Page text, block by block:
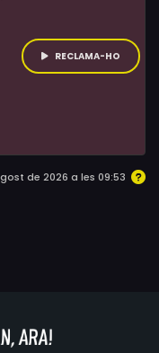
RECLAMA-HO
de 2026 a les 09:53